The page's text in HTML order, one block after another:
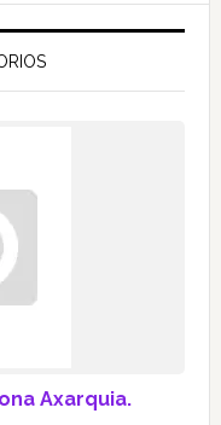
Axarquia.